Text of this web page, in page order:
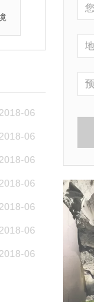
2018-06
2018-06
2018-06
2018-06
2018-06
2018-06
2018-06